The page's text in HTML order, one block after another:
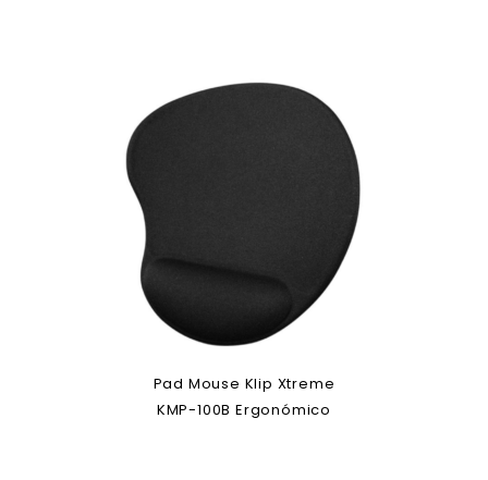
Pad Mouse Klip Xtreme
KMP-100B Ergonómico